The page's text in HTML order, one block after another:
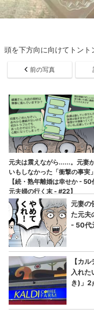
頭を下方向に向けてトント
前の写真